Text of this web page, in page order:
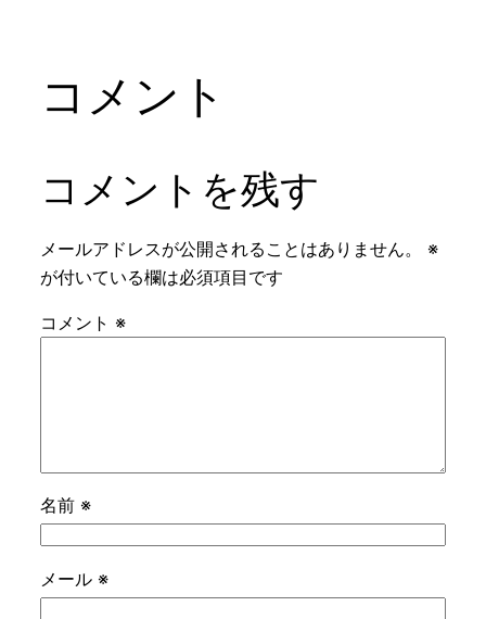
コメント
コメントを残す
メールアドレスが公開されることはありません。
※
が付いている欄は必須項目です
コメント ※
名前 ※
メール ※